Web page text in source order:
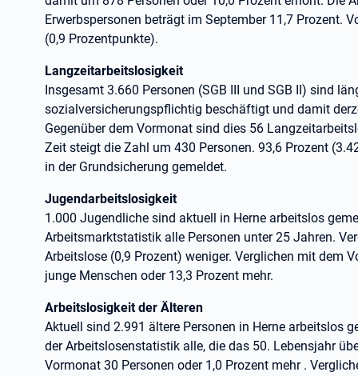
Erwerbspersonen beträgt im September 11,7 Prozent.
(0,9 Prozentpunkte).
Langzeitarbeitslosigkeit
Insgesamt 3.660 Personen (SGB III und SGB II) sind
sozialversicherungspflichtig beschäftigt und damit
Gegenüber dem Vormonat sind dies 56
Zeit steigt die Zahl um 430 Personen. 93,6 Prozent
in der Grundsicherung gemeldet.
Jugendarbeitslosigkeit
1.000 Jugendliche sind aktuell in Herne arbeitslos
Arbeitsmarktstatistik alle Personen unter 25 Jahren.
Arbeitslose (0,9 Prozent) weniger. Verglichen mit dem
junge Menschen oder 13,3 Prozent mehr.
Arbeitslosigkeit der Älteren
Aktuell sind 2.991 ältere Personen in Herne arbeitslos
der Arbeitslosenstatistik alle, die das 50. Lebensjahr
Vormonat 30 Personen oder 1,0 Prozent mehr .